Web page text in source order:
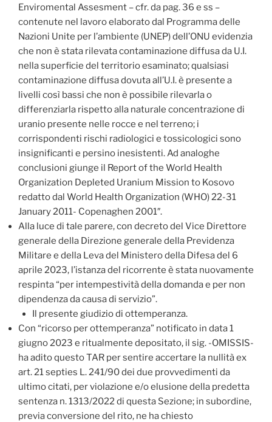
Enviromental Assesment – cfr. da pag. 36 e ss –
contenute nel lavoro elaborato dal Programma delle
Nazioni Unite per l’ambiente (UNEP) dell’ONU evidenzia
che non è stata rilevata contaminazione diffusa da U.I.
nella superficie del territorio esaminato; qualsiasi
contaminazione diffusa dovuta all’U.I. è presente a
livelli così bassi che non è possibile rilevarla o
differenziarla rispetto alla naturale concentrazione di
uranio presente nelle rocce e nel terreno; i
corrispondenti rischi radiologici e tossicologici sono
insignificanti e persino inesistenti. Ad analoghe
conclusioni giunge il Report of the World Health
Organization Depleted Uranium Mission to Kosovo
redatto dal World Health Organization (WHO) 22-31
January 2011- Copenaghen 2001″.
Alla luce di tale parere, con decreto del Vice Direttore
generale della Direzione generale della Previdenza
Militare e della Leva del Ministero della Difesa del 6
aprile 2023, l’istanza del ricorrente è stata nuovamente
respinta “per intempestività della domanda e per non
dipendenza da causa di servizio”.
Il presente giudizio di ottemperanza.
Con “ricorso per ottemperanza” notificato in data 1
giugno 2023 e ritualmente depositato, il sig. -OMISSIS-
ha adito questo TAR per sentire accertare la nullità ex
art. 21 septies L. 241/90 dei due provvedimenti da
ultimo citati, per violazione e/o elusione della predetta
sentenza n. 1313/2022 di questa Sezione; in subordine,
previa conversione del rito, ne ha chiesto